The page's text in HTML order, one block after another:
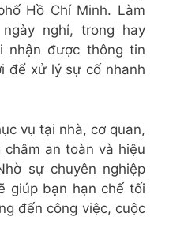
Hồ Chí Minh. Làm
nghỉ, trong hay
nhận được thông tin
để xử lý sự cố nhanh
vụ tại nhà, cơ quan,
an toàn và hiệu
sự chuyên nghiệp
giúp bạn hạn chế tối
đến công việc, cuộc